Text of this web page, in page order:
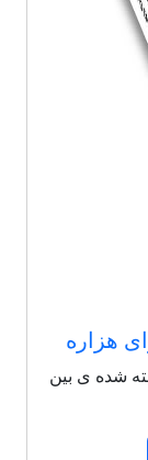
هزاره
شاعر شناخته شده ی بین